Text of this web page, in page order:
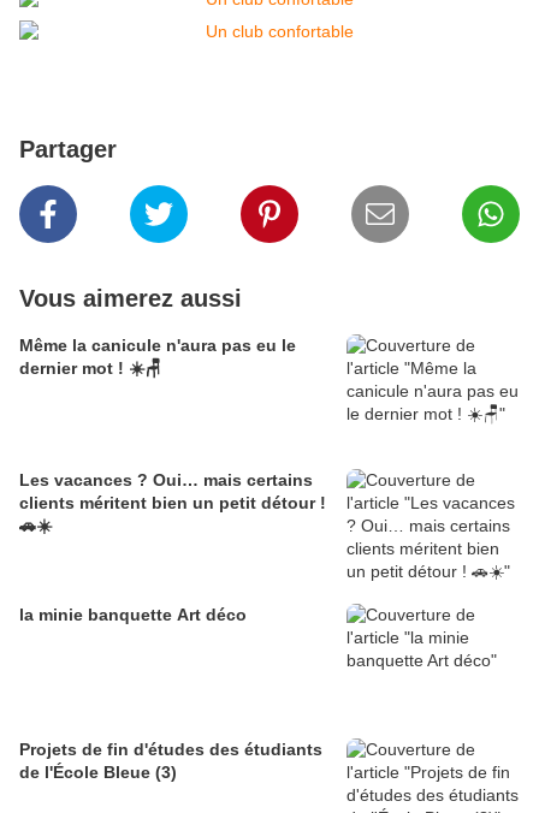
Partager
Vous aimerez aussi
Même la canicule n'aura pas eu le
dernier mot ! ☀️🪑
Les vacances ? Oui… mais certains
clients méritent bien un petit détour !
🚗☀️
la minie banquette Art déco
Projets de fin d'études des étudiants
de l'École Bleue (3)